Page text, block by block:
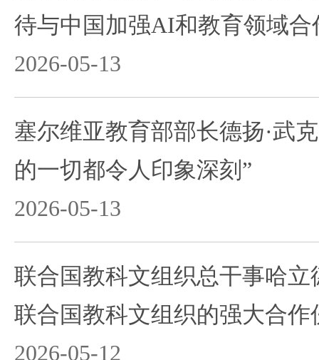
待与中国加强AI和教育领域合
2026-05-13
塞尔维亚教育部部长德扬·武
的一切都令人印象深刻”
2026-05-13
联合国教科文组织总干事哈立
联合国教科文组织的强大合作
2026-05-12